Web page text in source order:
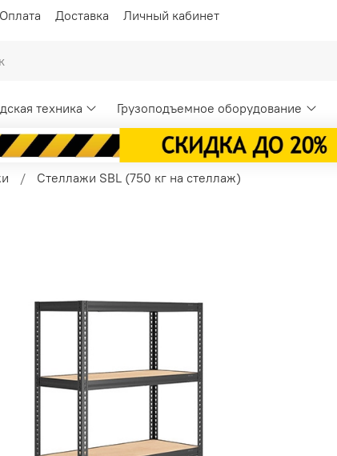
Оплата Доставка Личный кабинет
техника Грузоподъемное оборудование
Стеллажи SBL (750 кг на стеллаж)